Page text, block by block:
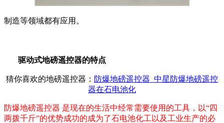
制造等领域都有应用。
驱动式地磅遥控器的特点
猜你喜欢的地磅遥控器： 防爆地磅遥控器_中星防爆地磅遥控
器在石电池化
防爆地磅遥控器 是现在的生活中经常需要使用的工具，以“四
两拨千斤”的优势成功的成为了石电池化工以及工业生产的必